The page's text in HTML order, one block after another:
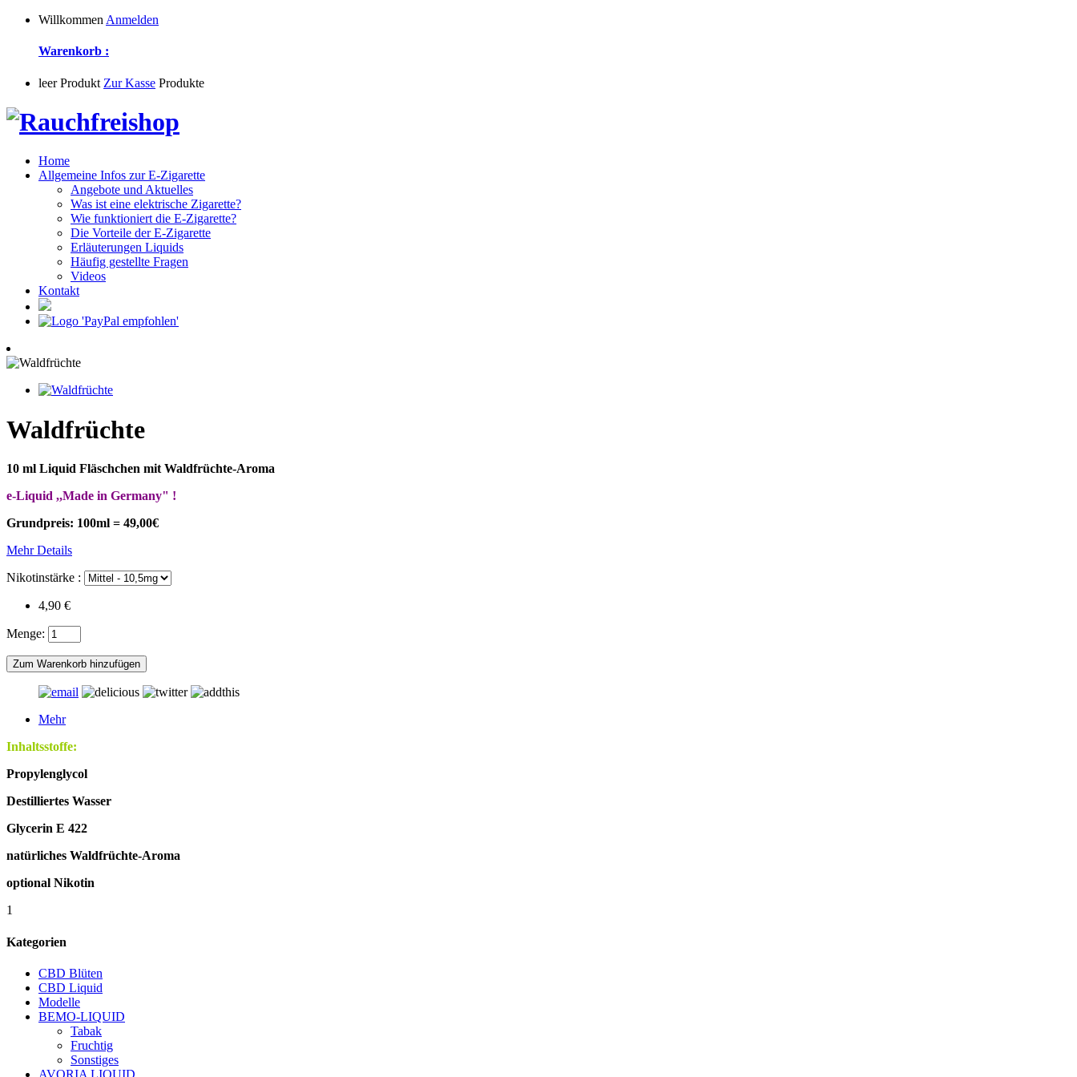
Willkommen Anmelden
Warenkorb :
leer Produkt Zur Kasse Produkte
Home
Allgemeine Infos zur E-Zigarette
Angebote und Aktuelles
Was ist eine elektrische Zigarette?
Wie funktioniert die E-Zigarette?
Die Vorteile der E-Zigarette
Erläuterungen Liquids
Häufig gestellte Fragen
Videos
Kontakt
Waldfrüchte
10 ml Liquid Fläschchen mit Waldfrüchte -Aroma
e-Liquid ,,Made in Germany" !
Grundpreis: 100ml = 49,00€
Mehr Details
Nikotinstärke :
4,90 €
Menge:
Mehr
Inhaltsstoffe:
Propylenglycol
Destilliertes Wasser
Glycerin E 422
natürliches Waldfrüchte -Aroma
optional Nikotin
1
Kategorien
CBD Blüten
CBD Liquid
Modelle
BEMO-LIQUID
Tabak
Fruchtig
Sonstiges
AVORIA LIQUID